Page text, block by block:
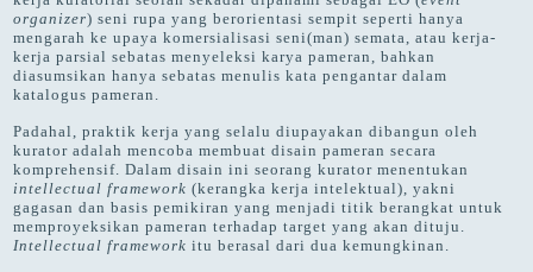
organizer) seni rupa yang berorientasi sempit seperti hanya
mengarah ke upaya komersialisasi seni(man) semata, atau kerja-
kerja parsial sebatas menyeleksi karya pameran, bahkan
diasumsikan hanya sebatas menulis kata pengantar dalam
katalogus pameran.
Padahal, praktik kerja yang selalu diupayakan dibangun oleh
kurator adalah mencoba membuat disain pameran secara
komprehensif. Dalam disain ini seorang kurator menentukan
intellectual framework (kerangka kerja intelektual), yakni
gagasan dan basis pemikiran yang menjadi titik berangkat untuk
memproyeksikan pameran terhadap target yang akan dituju.
Intellectual framework itu berasal dari dua kemungkinan.